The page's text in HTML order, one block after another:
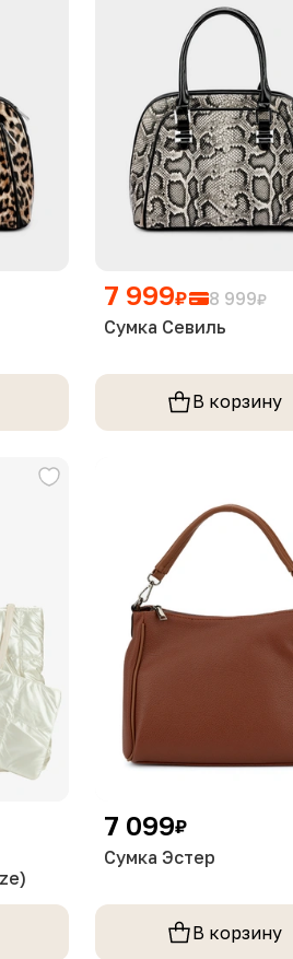
7 999₽ 8 999₽
Сумка Севиль
В корзину
7 099₽
Сумка Эстер
В корзину